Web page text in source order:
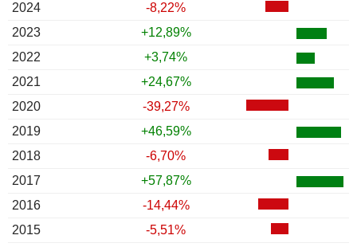
2024
-8,22%
2023
+12,89%
2022
+3,74%
2021
+24,67%
2020
-39,27%
2019
+46,59%
2018
-6,70%
2017
+57,87%
2016
-14,44%
2015
-5,51%